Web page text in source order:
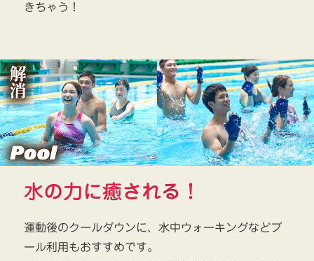
きちゃう！
水の力に癒される！
運動後のクールダウンに、水中ウォーキングなどプ
ール利用もおすすめです。